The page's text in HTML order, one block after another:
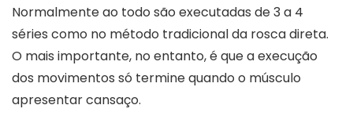
Normalmente ao todo são executadas de 3 a 4
séries como no método tradicional da rosca direta.
O mais importante, no entanto, é que a execução
dos movimentos só termine quando o músculo
apresentar cansaço.